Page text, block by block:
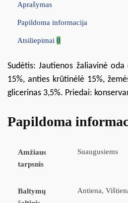
Aprašymas
Papildoma informacija
Atsiliepimai 0
Sudėtis: Jautienos žaliavinė
15%, anties krūtinėlė 15%,
glicerinas 3,5%. Priedai:
Papildoma
Amžiaus
tarpsnis
Suaugusiems
Baltymų
Antiena,